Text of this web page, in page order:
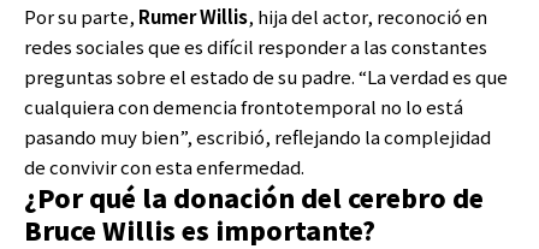
Por su parte, Rumer Willis, hija del actor, reconoció en
redes sociales que es difícil responder a las constantes
preguntas sobre el estado de su padre. “La verdad es que
cualquiera con demencia frontotemporal no lo está
pasando muy bien”, escribió, reflejando la complejidad
de convivir con esta enfermedad.
¿Por qué la donación del cerebro de
Bruce Willis es importante?